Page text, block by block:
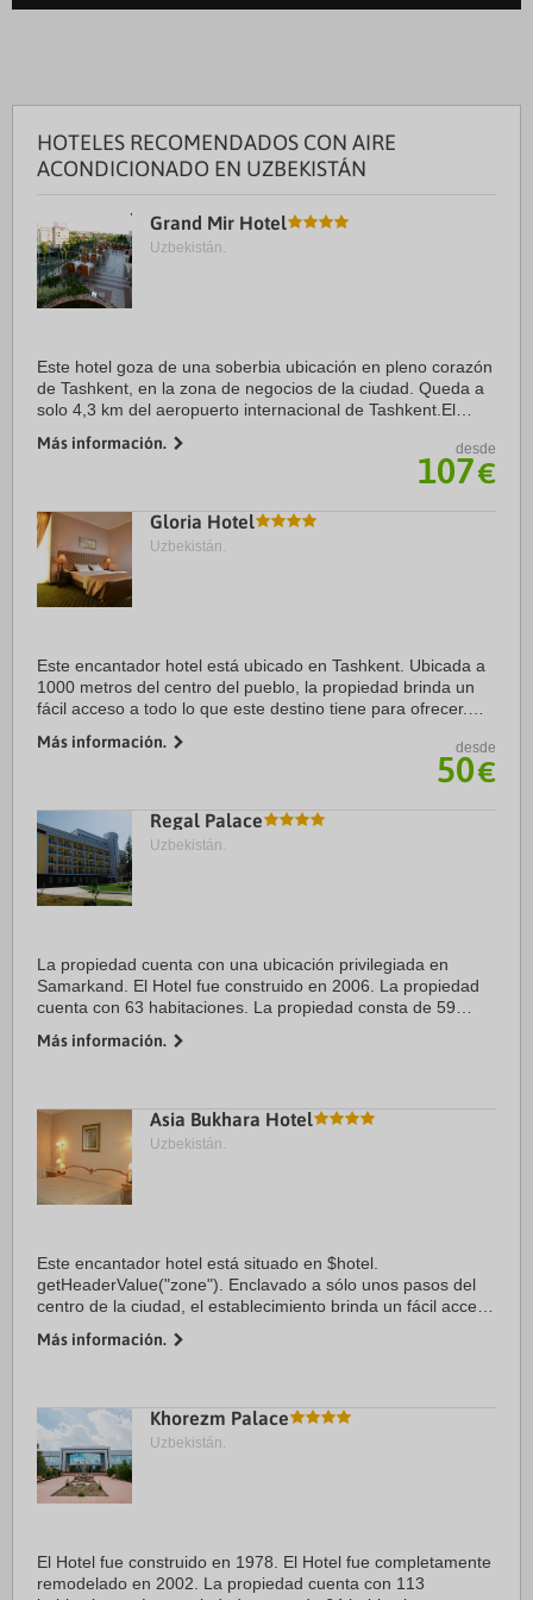
HOTELES RECOMENDADOS CON AIRE
ACONDICIONADO EN UZBEKISTÁN
Grand Mir Hotel
Uzbekistán.
Este hotel goza de una soberbia ubicación en pleno corazón
de Tashkent, en la zona de negocios de la ciudad. Queda a
solo 4,3 km del aeropuerto internacional de Tashkent.El
oriental. Es el ...
Más información. desde
107€
Gloria Hotel
Uzbekistán.
Este encantador hotel está ubicado en Tashkent. Ubicada a
1000 metros del centro del pueblo, la propiedad brinda un
fácil acceso a todo lo que este destino tiene para ofrecer.
conexiones de ...
Más información. desde
50€
Regal Palace
Uzbekistán.
La propiedad cuenta con una ubicación privilegiada en
Samarkand. El Hotel fue construido en 2006. La propiedad
cuenta con 63 habitaciones. La propiedad consta de 59
de la ciudad, el Hotel ...
Más información.
Asia Bukhara Hotel
Uzbekistán.
Este encantador hotel está situado en $hotel.
getHeaderValue("zone"). Enclavado a sólo unos pasos del
centro de la ciudad, el establecimiento brinda un fácil acceso
gozarán de un fácil ...
Más información.
Khorezm Palace
Uzbekistán.
El Hotel fue construido en 1978. El Hotel fue completamente
remodelado en 2002. La propiedad cuenta con 113